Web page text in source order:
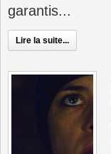
garantis...
Lire la suite...